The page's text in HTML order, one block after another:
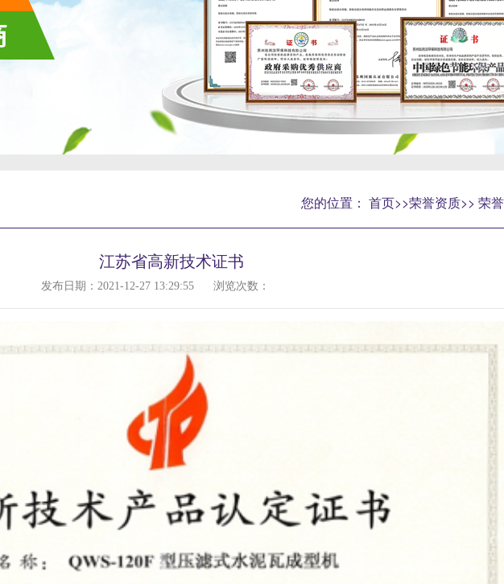
您的位置： 首页>>荣誉资质>> 荣
江苏省高新技术证书
发布日期：2021-12-27 13:29:55 浏览次数：